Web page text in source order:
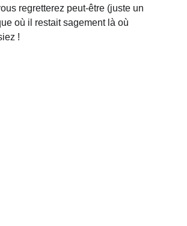
regretterez peut-être (juste un
où il restait sagement là où
!